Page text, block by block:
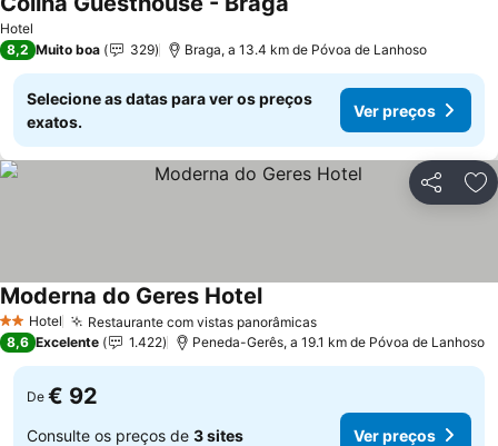
Hotel
8,2 Muito boa 329 Braga, a 13.4 km de Póvoa de Lanhoso
Selecione as datas para ver os preços
exatos.
Ver preços
Partilhar
2 Estrelas
Hotel Restaurante com vistas panorâmicasVer preços
Moderna do Geres HotelVer preços
8,6 Excelente 1.422 Peneda-Gerês, a 19.1 km de Póvoa de Lanhoso
De € 92
Consulte os preços de 3 sites Ver preços